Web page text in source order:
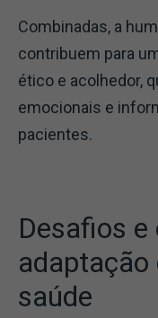
Combinadas, a
contribuem para
ético e acolhedor,
emocionais e
pacientes.
Desafios
adaptação
saúde